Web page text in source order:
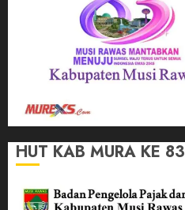
HUT KAB MURA KE 83